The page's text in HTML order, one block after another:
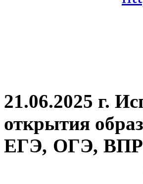
21.06.2025 г.
открытия
ЕГЭ, ОГЭ, ВПР